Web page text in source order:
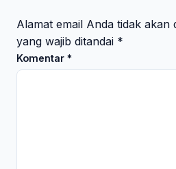
Alamat email Anda tidak akan
yang wajib ditandai *
Komentar *